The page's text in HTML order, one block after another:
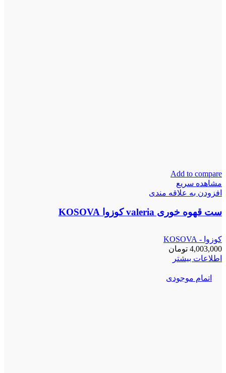
Add to compare
مشاهده سریع
افزودن به علاقه مندی
ست قهوه خوری valeria کوزوا KOSOVA
کوزوا - KOSOVA
4,003,000 تومان
اطلاعات بیشتر
اتمام موجودی